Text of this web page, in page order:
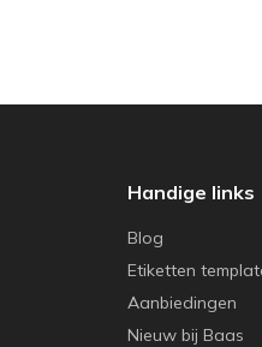
Handige links
Blog
Etiketten
Aanbiedingen
Nieuw bij Baas